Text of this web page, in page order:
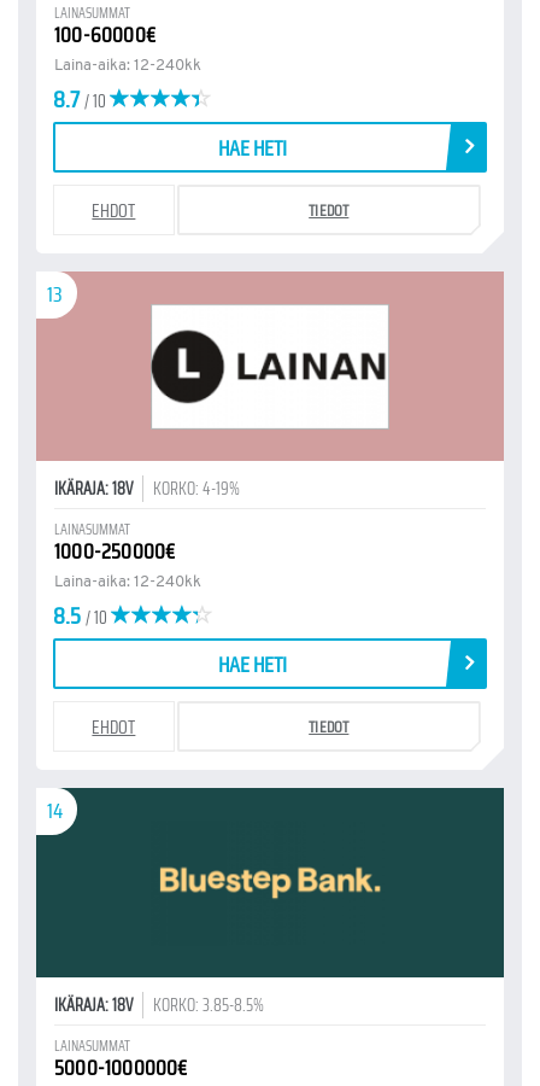
LAINASUMMAT
100-60000€
Laina-aika: 12-240kk
8.7/ 10
HAE HETI
EHDOT TIEDOT
13
IKÄRAJA: 18V KORKO: 4-19%
LAINASUMMAT
1000-250000€
Laina-aika: 12-240kk
8.5/ 10
HAE HETI
EHDOT TIEDOT
14
IKÄRAJA: 18V KORKO: 3.85-8.5%
LAINASUMMAT
5000-1000000€